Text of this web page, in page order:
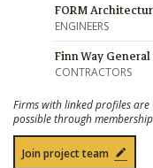
FORM
ENGINEERS
Finn Way
CONTRACTORS
Firms with linked profiles are
possible through
Join project team